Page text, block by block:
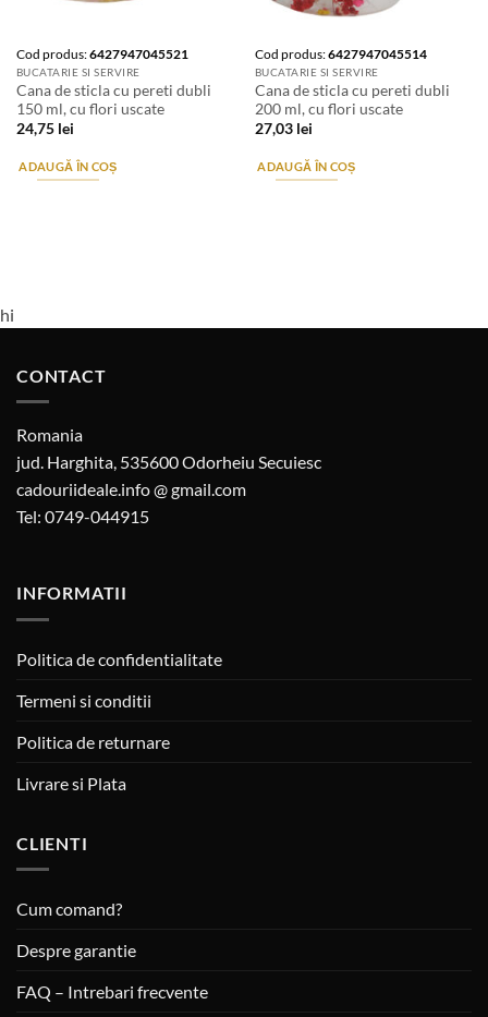
Cod produs:6427947045521
BUCATARIE SI SERVIRE
Cana de sticla cu pereti dubli
150 ml, cu flori uscate
24,75 lei
ADAUGĂ ÎN COȘ
Cod produs:6427947045514
BUCATARIE SI SERVIRE
Cana de sticla cu pereti dubli
200 ml, cu flori uscate
27,03 lei
ADAUGĂ ÎN COȘ
hi
CONTACT
Romania
jud. Harghita, 535600 Odorheiu Secuiesc
cadouriideale.info @ gmail.com
Tel: 0749-044915
INFORMATII
Politica de confidentialitate
Termeni si conditii
Politica de returnare
Livrare si Plata
CLIENTI
Cum comand?
Despre garantie
FAQ – Intrebari frecvente